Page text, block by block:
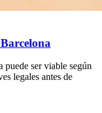
puede ser viable según
legales antes de